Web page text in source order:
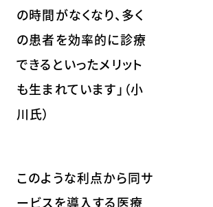
の時間がなくなり、多く
の患者を効率的に診療
できるといったメリット
も生まれています」（小
川氏）
このような利点から同サ
ービスを導入する医療